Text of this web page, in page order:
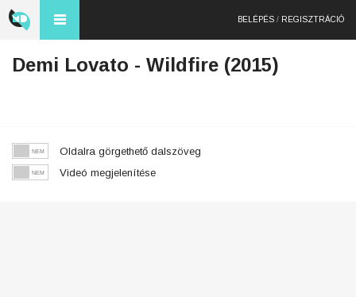
BELÉPÉS / REGISZTRÁCIÓ
Demi Lovato - Wildfire (2015)
Oldalra görgethető dalszöveg
Videó megjelenítése